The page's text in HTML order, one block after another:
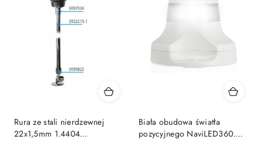
Rura ze stali nierdzewnej
22x1,5mm 1.4404
Biała obudowa światła
pozycyjnego NaviLED360.